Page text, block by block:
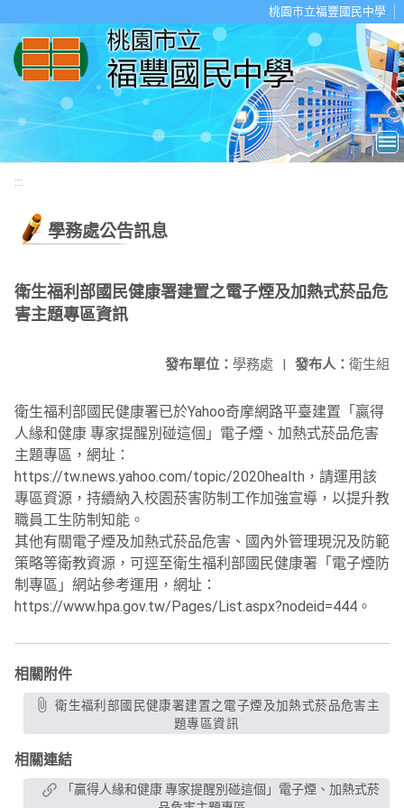
桃園市立福豐國民中學
:::
學務處公告訊息
衛生福利部國民健康署建置之電子煙及加熱式菸品危
害主題專區資訊
發布人： 衛生組
發布單位： 學務處 |
衛生福利部國民健康署已於Yahoo奇摩網路平臺建置「贏得
人緣和健康 專家提醒別碰這個」電子煙、加熱式菸品危害
主題專區，網址：
https://tw.news.yahoo.com/topic/2020health，請運用該
專區資源，持續納入校園菸害防制工作加強宣導，以提升教
職員工生防制知能。
其他有關電子煙及加熱式菸品危害、國內外管理現況及防範
策略等衛教資源，可逕至衛生福利部國民健康署「電子煙防
制專區」網站參考運用，網址：
https://www.hpa.gov.tw/Pages/List.aspx?nodeid=444。
相關附件
衛生福利部國民健康署建置之電子煙及加熱式菸品危害主
題專區資訊
相關連結